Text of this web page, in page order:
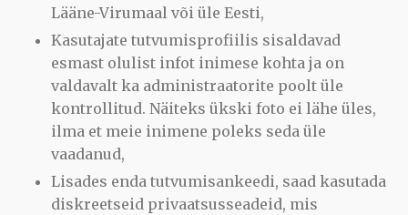
Lääne-Virumaal või üle Eesti,
Kasutajate tutvumisprofiilis sisaldavad
esmast olulist infot inimese kohta ja on
valdavalt ka administraatorite poolt üle
kontrollitud. Näiteks ükski foto ei lähe üles,
ilma et meie inimene poleks seda üle
vaadanud,
Lisades enda tutvumisankeedi, saad kasutada
diskreetseid privaatsusseadeid, mis